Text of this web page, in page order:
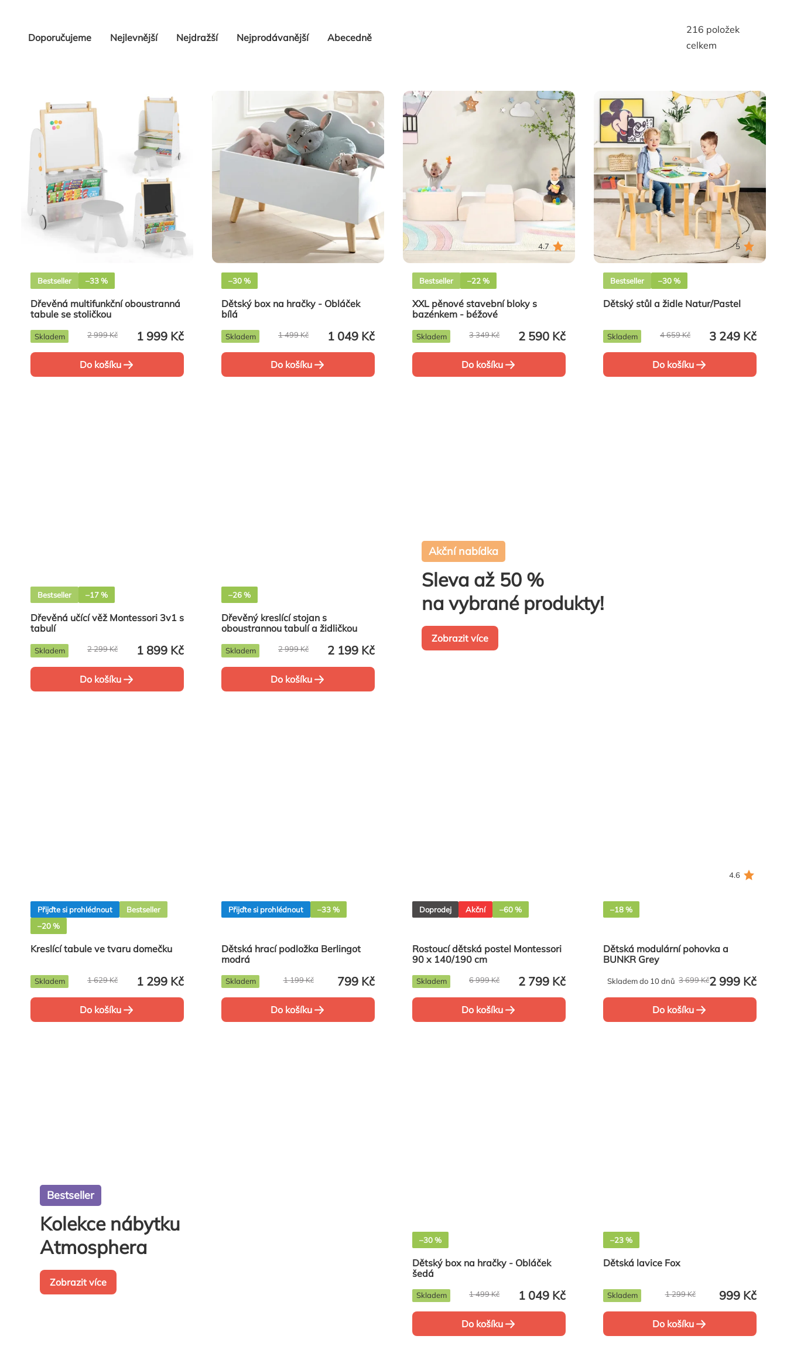
Řazení
Doporučujeme Nejlevnější Nejdražší Nejprodávanější Abecedně
216 položek
celkem
Bestseller –33 %
Dřevěná multifunkční oboustranná
tabule se stoličkou
1 999 Kč
2 999 Kč
Skladem
Do košíku
–30 %
Dětský box na hračky - Obláček
bílá
1 049 Kč
1 499 Kč
Skladem
Do košíku
4.7
Bestseller –22 %
XXL pěnové stavební bloky s
bazénkem - béžové
2 590 Kč
3 349 Kč
Skladem
Do košíku
5
Bestseller –30 %
Dětský stůl a židle Natur/Pastel
3 249 Kč
4 659 Kč
Skladem
Do košíku
Bestseller –17 %
Dřevěná učící věž Montessori 3v1 s
tabulí
1 899 Kč
2 299 Kč
Skladem
Do košíku
–26 %
Dřevěný kreslící stojan s
oboustrannou tabulí a židličkou
2 199 Kč
2 999 Kč
Skladem
Do košíku
Akční nabídka
Sleva až 50 %
na vybrané produkty!
Zobrazit více
Přijďte si prohlédnout
Bestseller
–20 %
Kreslící tabule ve tvaru domečku
1 299 Kč
1 629 Kč
Skladem
Do košíku
Přijďte si prohlédnout –33 %
Dětská hrací podložka Berlingot
modrá
799 Kč
1 199 Kč
Skladem
Do košíku
Doprodej Akční –60 %
Rostoucí dětská postel Montessori
90 x 140/190 cm
2 799 Kč
6 999 Kč
Skladem
Do košíku
4.6
–18 %
Dětská modulární pohovka a
BUNKR Grey
2 999 Kč
3 699 Kč
Skladem do 10 dnů
Do košíku
Bestseller
Kolekce nábytku
Atmosphera
Zobrazit více
–30 %
Dětský box na hračky - Obláček
šedá
1 049 Kč
1 499 Kč
Skladem
Do košíku
–23 %
Dětská lavice Fox
999 Kč
1 299 Kč
Skladem
Do košíku